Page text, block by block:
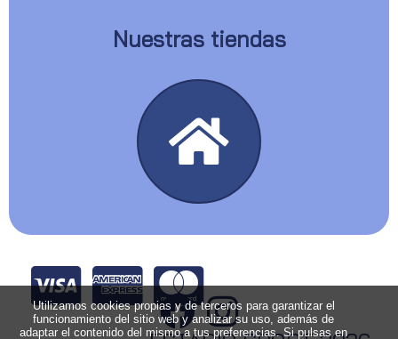
Nuestras tiendas
Utilizamos cookies propias y de terceros para garantizar el
funcionamiento del sitio web y analizar su uso, además de
adaptar el contenido del mismo a tus preferencias. Si pulsas en